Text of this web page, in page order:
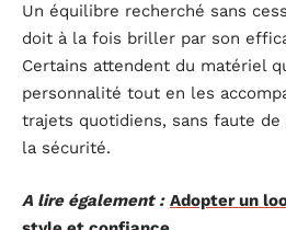
Un équilibre recherché sans
doit à la fois briller par son
Certains attendent du matériel
personnalité tout en les
trajets quotidiens, sans faute de
la sécurité.
A lire également : Adopter un